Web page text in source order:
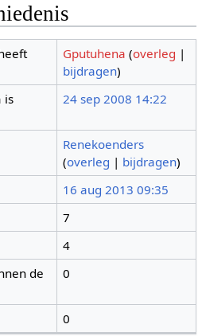
Gputuhena (overleg |
bijdragen)
is
24 sep 2008 14:22
Renekoenders
(overleg | bijdragen)
16 aug 2013 09:35
7
4
de
0
0